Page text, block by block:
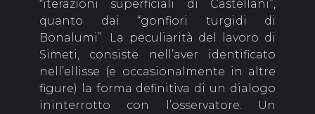
“iterazioni superficiali di Castellani”,
quanto dai “gonfiori turgidi di
Bonalumi”. La peculiarità del lavoro di
Simeti, consiste nell’aver identificato
nell’ellisse (e occasionalmente in altre
figure) la forma definitiva di un dialogo
ininterrotto con l’osservatore. Un